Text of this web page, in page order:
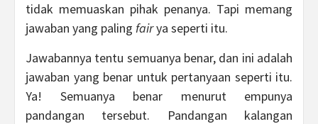
tidak memuaskan pihak penanya. Tapi memang
jawaban yang paling fairya seperti itu.
Jawabannya tentu semuanya benar, dan ini adalah
jawaban yang benar untuk pertanyaan seperti itu.
Ya! Semuanya benar menurut empunya
pandangan tersebut. Pandangan kalangan